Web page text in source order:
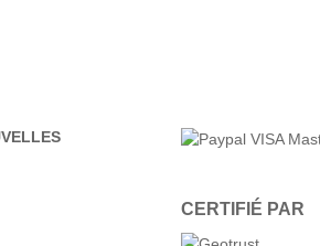
CERTIFIÉ PAR